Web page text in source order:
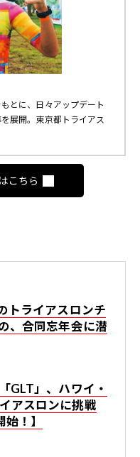
とに、日々アップデート
展開。東京都トライアス
こちら
トライアスロンチ
、合同忘年会に潜
GLT」、ハワイ・
アスロンに挑戦
始！】